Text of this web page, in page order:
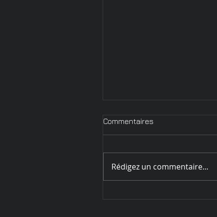
Circulaire d'inscription
Commentaires
Rédigez un commentaire...